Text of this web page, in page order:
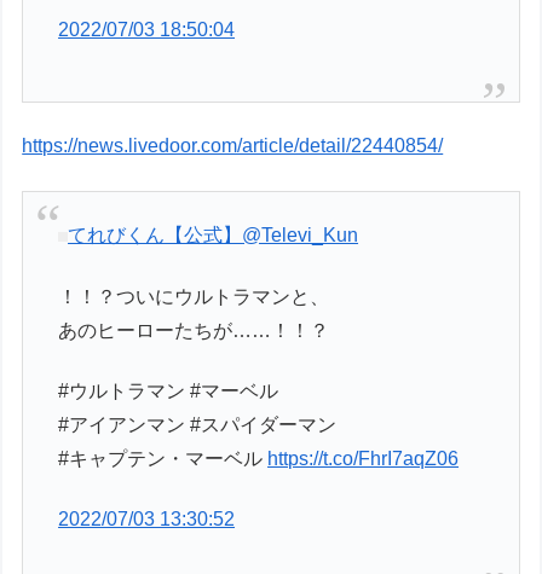
2022/07/03 18:50:04
https://news.livedoor.com/article/detail/22440854/
てれびくん【公式】 @Televi_Kun
！！？ついにウルトラマンと、
あのヒーローたちが……！！？
#ウルトラマン #マーベル
#アイアンマン #スパイダーマン
#キャプテン・マーベル https://t.co/FhrI7aqZ06
2022/07/03 13:30:52